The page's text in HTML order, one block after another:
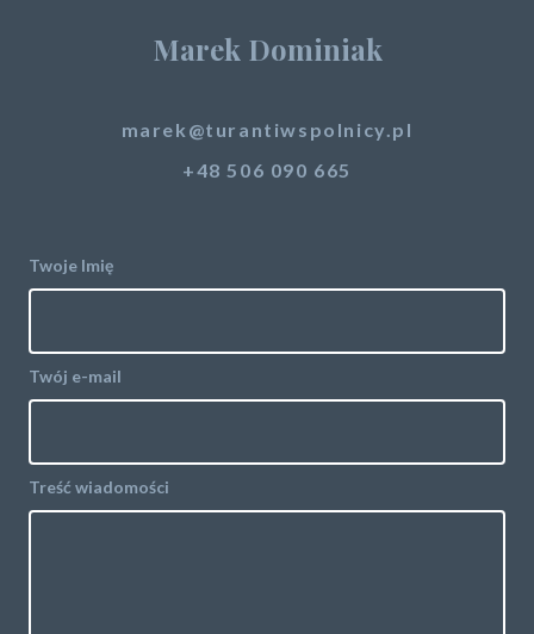
Marek Dominiak
marek@turantiwspolnicy.pl
+48 506 090 665
Twoje Imię
Twój e-mail
Treść wiadomości